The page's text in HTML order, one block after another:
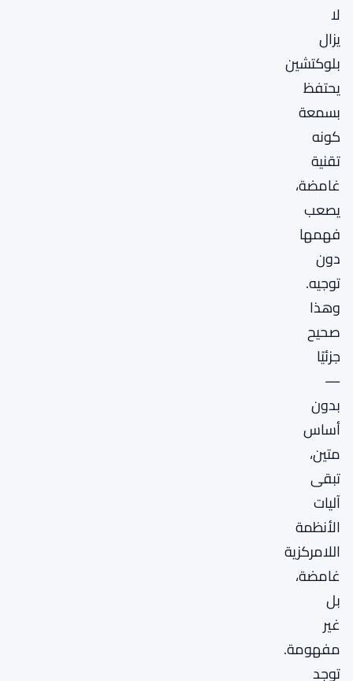
لا
يزال
بلوكتشين
يحتفظ
بسمعة
كونه
تقنية
غامضة،
يصعب
فهمها
دون
توجيه.
وهذا
صحيح
جزئيًا
—
بدون
أساس
متين،
تبقى
آليات
الأنظمة
اللامركزية
غامضة،
بل
غير
مفهومة.
توجد